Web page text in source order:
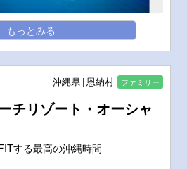
もっとみる
沖縄県 恩納村 ファミリー
チリゾート・オーシャ
する最高の沖縄時間